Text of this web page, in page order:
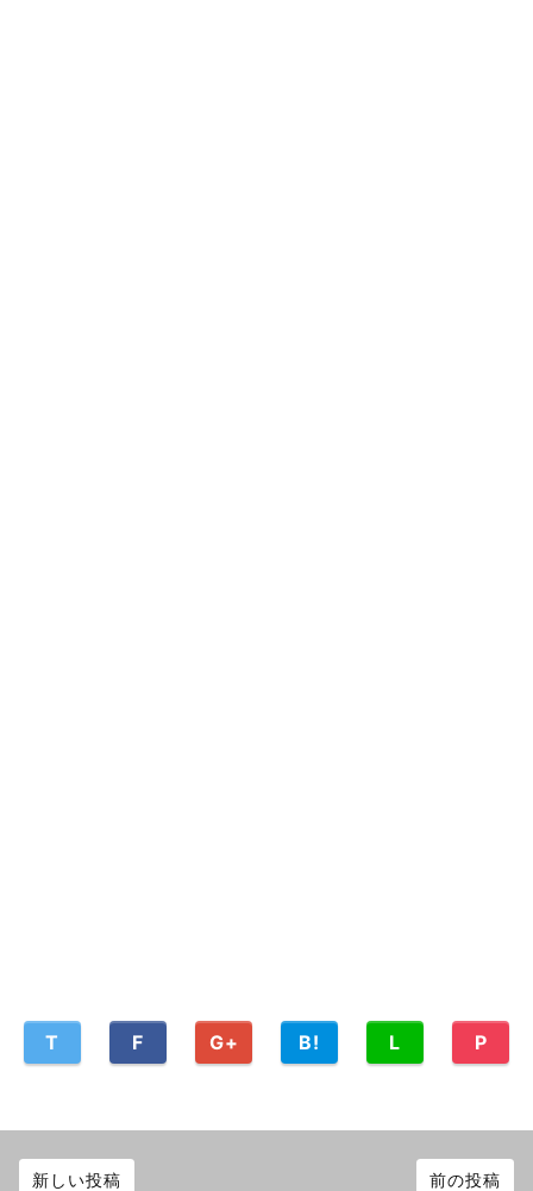
T F G+ B! L P
新しい投稿 前の投稿